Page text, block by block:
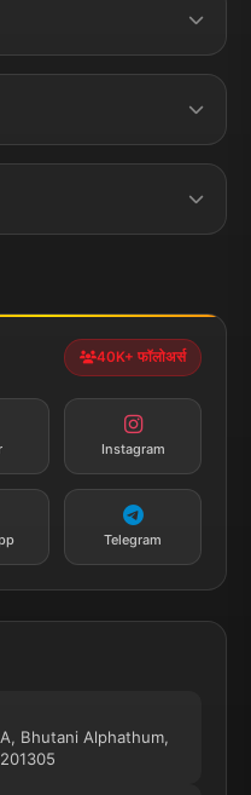
Terms &
झारखण्ड
40K+ फॉलोअर्स
Instagram
Telegram
Bhutani Alphathum,